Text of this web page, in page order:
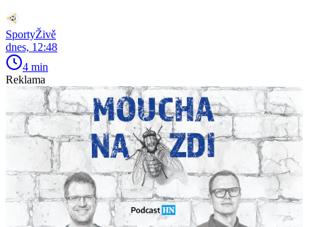
SportyŽivě
dnes, 12:48
4 min
Reklama